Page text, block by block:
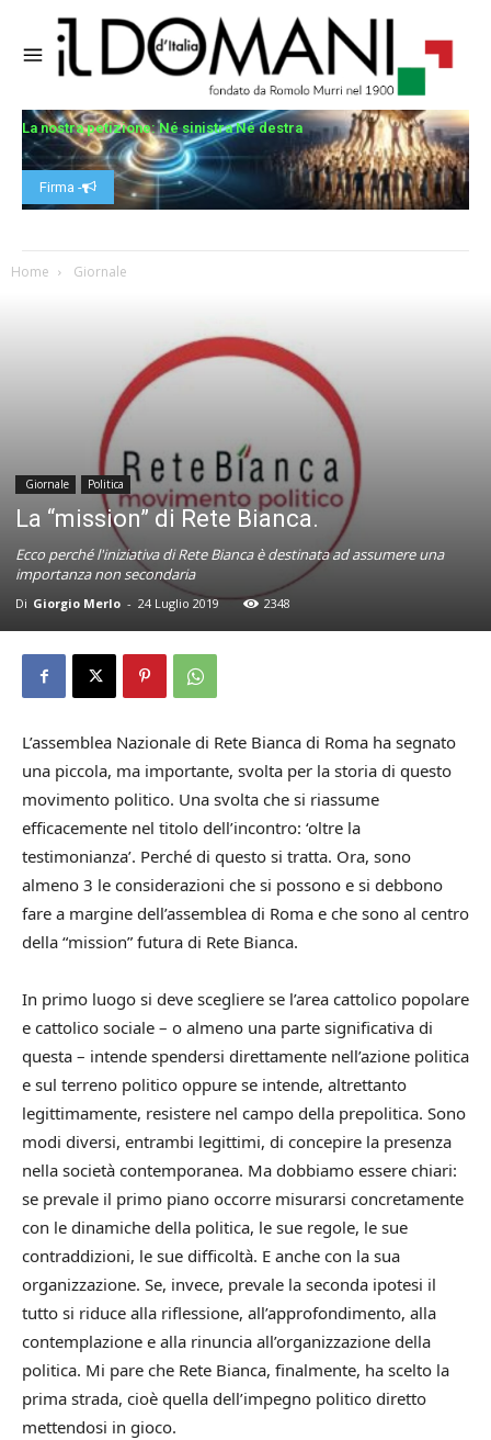
La nostra petizione: Né sinistra Né destra
Firma -
Home Giornale
Giornale Politica
La “mission” di Rete Bianca.
Ecco perché l'iniziativa di Rete Bianca è destinata ad assumere una
importanza non secondaria
Di Giorgio Merlo - 24 Luglio 2019 2348
L’assemblea Nazionale di Rete Bianca di Roma ha segnato
una piccola, ma importante, svolta per la storia di questo
movimento politico. Una svolta che si riassume
efficacemente nel titolo dell’incontro: ‘oltre la
testimonianza’. Perché di questo si tratta. Ora, sono
almeno 3 le considerazioni che si possono e si debbono
fare a margine dell’assemblea di Roma e che sono al centro
della “mission” futura di Rete Bianca.
In primo luogo si deve scegliere se l’area cattolico popolare
e cattolico sociale – o almeno una parte significativa di
questa – intende spendersi direttamente nell’azione politica
e sul terreno politico oppure se intende, altrettanto
legittimamente, resistere nel campo della prepolitica. Sono
modi diversi, entrambi legittimi, di concepire la presenza
nella società contemporanea. Ma dobbiamo essere chiari:
se prevale il primo piano occorre misurarsi concretamente
con le dinamiche della politica, le sue regole, le sue
contraddizioni, le sue difficoltà. E anche con la sua
organizzazione. Se, invece, prevale la seconda ipotesi il
tutto si riduce alla riflessione, all’approfondimento, alla
contemplazione e alla rinuncia all’organizzazione della
politica. Mi pare che Rete Bianca, finalmente, ha scelto la
prima strada, cioè quella dell’impegno politico diretto
mettendosi in gioco.